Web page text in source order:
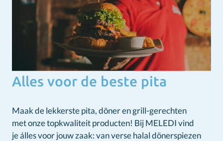
Alles voor de beste pita
Maak de lekkerste pita, döner en grill-gerechten
met onze topkwaliteit producten! Bij MELEDI vind
je álles voor jouw zaak: van verse halal dönerspiezen